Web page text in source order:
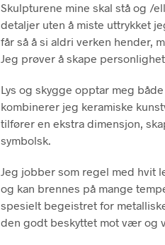
Skulpturene mine skal stå og /
detaljer uten å miste uttrykket
får så å si aldri verken hender,
Jeg prøver å skape
Lys og skygge opptar meg
kombinerer jeg keramiske
tilfører en ekstra dimensjon,
symbolsk.
Jeg jobber som regel med hvit
og kan brennes på mange
spesielt begeistret for
den godt beskyttet mot vær og